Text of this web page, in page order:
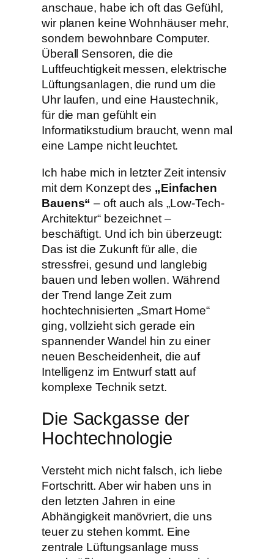
anschaue, habe ich oft das Gefühl,
wir planen keine Wohnhäuser mehr,
sondern bewohnbare Computer.
Überall Sensoren, die die
Luftfeuchtigkeit messen, elektrische
Lüftungsanlagen, die rund um die
Uhr laufen, und eine Haustechnik,
für die man gefühlt ein
Informatikstudium braucht, wenn mal
eine Lampe nicht leuchtet.
​Ich habe mich in letzter Zeit intensiv
mit dem Konzept des „Einfachen
Bauens“ – oft auch als „Low-Tech-
Architektur“ bezeichnet –
beschäftigt. Und ich bin überzeugt:
Das ist die Zukunft für alle, die
stressfrei, gesund und langlebig
bauen und leben wollen. Während
der Trend lange Zeit zum
hochtechnisierten „Smart Home“
ging, vollzieht sich gerade ein
spannender Wandel hin zu einer
neuen Bescheidenheit, die auf
Intelligenz im Entwurf statt auf
komplexe Technik setzt.
​Die Sackgasse der
Hochtechnologie
​Versteht mich nicht falsch, ich liebe
Fortschritt. Aber wir haben uns in
den letzten Jahren in eine
Abhängigkeit manövriert, die uns
teuer zu stehen kommt. Eine
zentrale Lüftungsanlage muss